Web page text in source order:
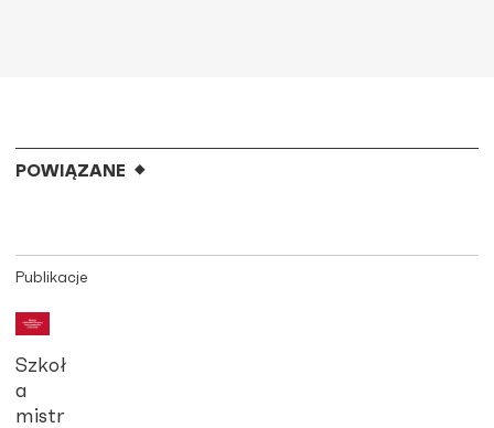
POWIĄZANE
Publikacje
Szkoł
a
mistr